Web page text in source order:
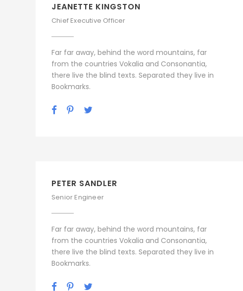
JEANETTE KINGSTON
Chief Executive Officer
Far far away, behind the word mountains, far
from the countries Vokalia and Consonantia,
there live the blind texts. Separated they live in
Bookmarks.
PETER SANDLER
Senior Engineer
Far far away, behind the word mountains, far
from the countries Vokalia and Consonantia,
there live the blind texts. Separated they live in
Bookmarks.